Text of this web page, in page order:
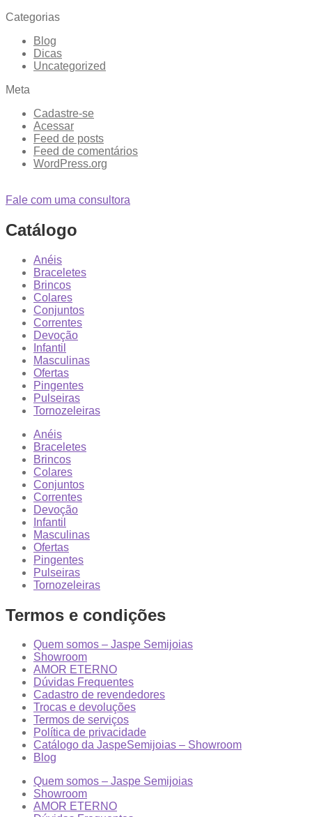
Categorias
Blog
Dicas
Uncategorized
Meta
Cadastre-se
Acessar
Feed de posts
Feed de comentários
WordPress.org
Fale com uma consultora
Catálogo
Anéis
Braceletes
Brincos
Colares
Conjuntos
Correntes
Devoção
Infantil
Masculinas
Ofertas
Pingentes
Pulseiras
Tornozeleiras
Anéis
Braceletes
Brincos
Colares
Conjuntos
Correntes
Devoção
Infantil
Masculinas
Ofertas
Pingentes
Pulseiras
Tornozeleiras
Termos e condições
Quem somos – Jaspe Semijoias
Showroom
AMOR ETERNO
Dúvidas Frequentes
Cadastro de revendedores
Trocas e devoluções
Termos de serviços
Política de privacidade
Catálogo da JaspeSemijoias – Showroom
Blog
Quem somos – Jaspe Semijoias
Showroom
AMOR ETERNO